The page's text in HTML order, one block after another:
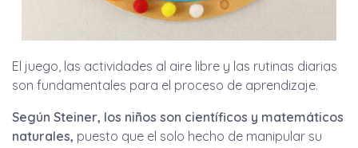
El juego, las actividades al aire libre y las rutinas diarias
son fundamentales para el proceso de aprendizaje.
Según Steiner, los niños son científicos y matemáticos
naturales, puesto que el solo hecho de manipular su